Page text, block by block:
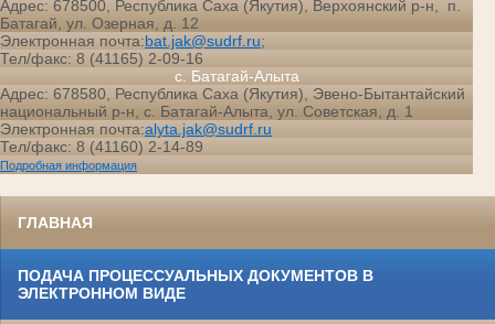
Адрес: 678500, Республика Саха (Якутия), Верхоянский р-н, п.
Батагай, ул. Озерная, д. 12
Электронная почта:bat.jak@sudrf.ru;
Тел/факс: 8 (41165) 2-09-16
с. Батагай-Алыта
Адрес: 678580, Республика Саха (Якутия), Эвено-Бытантайский
национальный р-н, с. Батагай-Алыта, ул. Советская, д. 1
Электронная почта:alyta.jak@sudrf.ru
Тел/факс: 8 (41160) 2-14-89
Подробная информация
ГЛАВНАЯ
ПОДАЧА ПРОЦЕССУАЛЬНЫХ ДОКУМЕНТОВ В
ЭЛЕКТРОННОМ ВИДЕ